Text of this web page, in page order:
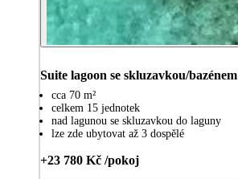
Suite lagoon se skluzavkou/bazénem
cca 70 m²
celkem 15 jednotek
nad lagunou se skluzavkou do laguny
lze zde ubytovat až 3 dospělé
+23 780 Kč /pokoj